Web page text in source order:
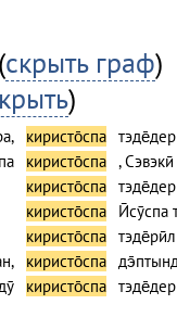
(скрыть граф)
)
киристо̄спа
киристо̄спа ,
киристо̄спа
киристо̄спа
Ӣсӯспа
киристо̄спа
киристо̄спа
киристо̄спа